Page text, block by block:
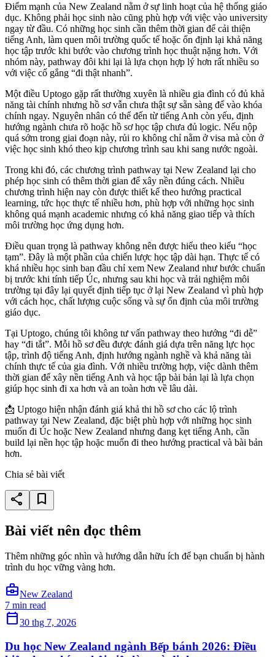
Điểm mạnh của New Zealand nằm ở sự linh hoạt của hệ thống giáo
dục. Không phải học sinh nào cũng phù hợp với việc vào university
ngay từ đầu. Có những học sinh cần thêm thời gian để cải thiện
tiếng Anh, làm quen môi trường quốc tế hoặc ổn định lại khả năng
học tập trước khi bước vào chương trình học thuật nặng hơn. Với
nhóm này, pathway đôi khi lại là lựa chọn hợp lý hơn rất nhiều so
với việc cố gắng “đi thật nhanh”.
Một điều Uptogo gặp rất thường xuyên là nhiều gia đình có đủ khả
năng tài chính nhưng hồ sơ vẫn chưa thật sự sẵn sàng để vào khóa
chính ngay. Nguyên nhân có thể đến từ tiếng Anh còn yếu, định
hướng ngành chưa rõ hoặc hồ sơ học tập chưa đủ logic. Nếu nộp
quá sớm trong giai đoạn này, rủi ro không chỉ nằm ở visa mà còn ở
việc học sinh khó theo kịp chương trình sau khi sang nước ngoài.
Trong khi đó, các chương trình pathway tại New Zealand lại cho
phép học sinh có thêm thời gian để xây nền đúng cách. Nhiều
chương trình hiện nay còn được thiết kế theo hướng practical
learning, tức học thực tế nhiều hơn, phù hợp với những học sinh
không quá mạnh academic nhưng có khả năng giao tiếp và thích
môi trường học ứng dụng hơn.
Điều quan trọng là pathway không nên được hiểu theo kiểu “học
tạm”. Đây là một phần của chiến lược học tập dài hạn. Thực tế có
khá nhiều học sinh ban đầu chỉ xem New Zealand như bước chuẩn
bị trước khi tính tiếp Úc, nhưng sau khi học và trải nghiệm môi
trường tại đây lại quyết định tiếp tục ở lại New Zealand vì phù hợp
với cách học, chất lượng cuộc sống và sự ổn định của môi trường
giáo dục.
Tại Uptogo, chúng tôi không tư vấn pathway theo hướng “đi dễ”
hay “đi tắt”. Mỗi hồ sơ đều được đánh giá dựa trên năng lực học
tập, trình độ tiếng Anh, định hướng ngành nghề và khả năng tài
chính thực tế của gia đình. Với nhiều trường hợp, việc dành thêm
thời gian để xây nền tiếng Anh và học tập bài bản lại là lựa chọn
giúp học sinh đi xa hơn và an toàn hơn về lâu dài.
📩 Uptogo hiện nhận đánh giá khả thi hồ sơ cho các lộ trình
pathway tại New Zealand, đặc biệt phù hợp với những học sinh
muốn đi Úc hoặc New Zealand nhưng đang kẹt tiếng Anh, cần
build lại nền học tập hoặc muốn đi theo hướng practical và bài bản
hơn.
Chia sẻ bài viết
share bookmark
Bài viết nên đọc thêm
Thêm những góc nhìn và hướng dẫn hữu ích để bạn chuẩn bị hành
trình du học vững vàng hơn.
business_centerNew Zealand
7 min read
calendar_today30 thg 7, 2026
Du học New Zealand ngành Bếp bánh 2026: Điều